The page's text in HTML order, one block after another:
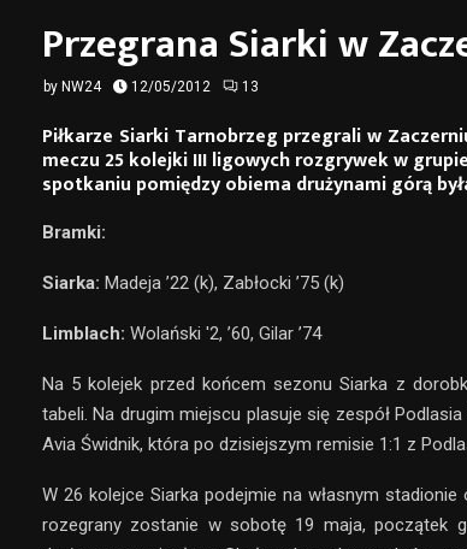
Przegrana Siarki w
by NW24 12/05/2012 13
Piłkarze Siarki Tarnobrzeg przegrali w
meczu 25 kolejki III ligowych rozgrywek w
spotkaniu pomiędzy obiema drużynami górą
Bramki:
Siarka: Madeja ’22 (k), Zabłocki ’75 (k)
Limblach: Wolański '2, ’60, Gilar ’74
Na 5 kolejek przed końcem sezonu Siarka z
tabeli. Na drugim miejscu plasuje się zespół
Avia Świdnik, która po dzisiejszym remisie 1:1 z
W 26 kolejce Siarka podejmie na własnym stadionie
rozegrany zostanie w sobotę 19 maja, początek